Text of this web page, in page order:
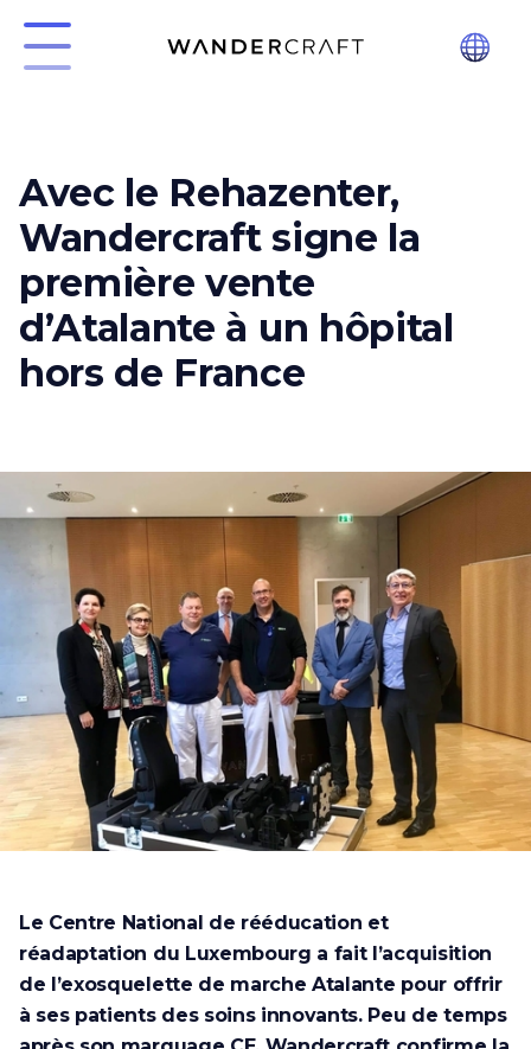
Avec le Rehazenter,
Wandercraft signe la
première vente
d’Atalante à un hôpital
hors de France
Le Centre National de rééducation et
réadaptation du Luxembourg a fait l’acquisition
de l’exosquelette de marche Atalante pour offrir
à ses patients des soins innovants. Peu de temps